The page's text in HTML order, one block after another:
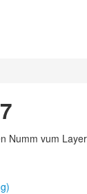
Numm vum